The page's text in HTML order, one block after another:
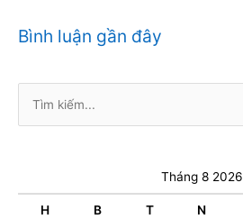
Bình luận gần đây
kiếm:
Tháng 8 2026
H B T N